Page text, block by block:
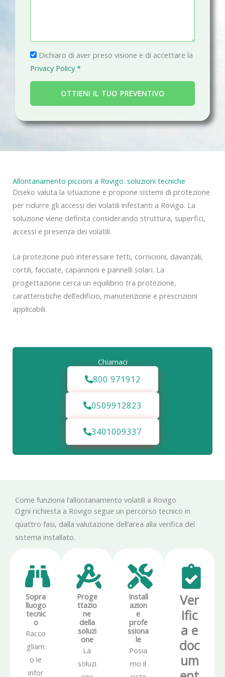
a
g
g
i
P
r
i
a
c
Dichiaro di aver preso visione e di accettare la
Privacy Policy *
OTTIENI IL TUO PREVENTIVO
Allontanamento piccioni a Rovigo: soluzioni tecniche
Diseko valuta la situazione e propone sistemi di protezione
per ridurre gli accessi dei volatili infestanti a Rovigo. La
soluzione viene definita considerando struttura, superfici,
accessi e presenza dei volatili.
La protezione può interessare tetti, cornicioni, davanzali,
cortili, facciate, capannoni e pannelli solari. La
progettazione cerca un equilibrio tra protezione,
caratteristiche dell’edificio, manutenzione e prescrizioni
applicabili.
Chiamaci
800 971912
0509912823
3401009337
Come funziona l’allontanamento volatili a Rovigo
Ogni richiesta a Rovigo segue un percorso tecnico in
quattro fasi, dalla valutazione dell’area alla verifica del
sistema installato.
Sopra
lluogo
tecnic
o
Racco
gliam
o le
infor
Proge
ttazio
ne
della
soluzi
one
La
soluzi
Install
azion
e
profe
ssiona
le
Posia
mo il
Ver
ific
a e
doc
um